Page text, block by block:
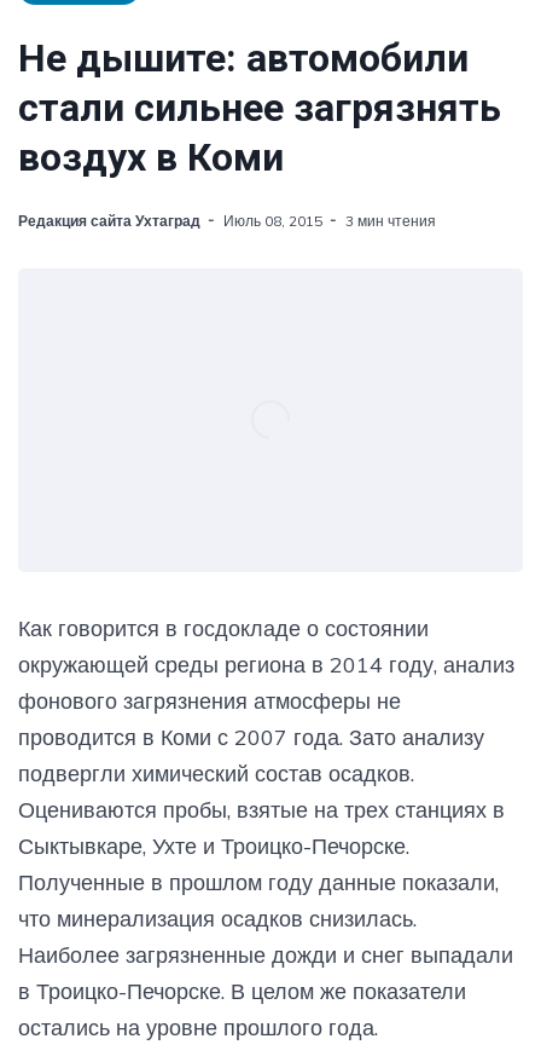
Не дышите: автомобили
стали сильнее загрязнять
воздух в Коми
Редакция сайта Ухтаград Июль 08, 2015 3 мин чтения
Как говорится в госдокладе о состоянии
окружающей среды региона в 2014 году, анализ
фонового загрязнения атмосферы не
проводится в Коми с 2007 года. Зато анализу
подвергли химический состав осадков.
Оцениваются пробы, взятые на трех станциях в
Сыктывкаре, Ухте и Троицко-Печорске.
Полученные в прошлом году данные показали,
что минерализация осадков снизилась.
Наиболее загрязненные дожди и снег выпадали
в Троицко-Печорске. В целом же показатели
остались на уровне прошлого года.